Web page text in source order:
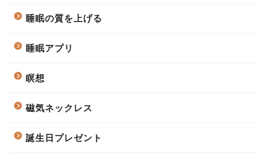
睡眠の質を上げる
睡眠アプリ
瞑想
磁気ネックレス
誕生日プレゼント